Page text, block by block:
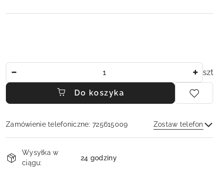
szt
Do koszyka
Zamówienie telefoniczne: 725615009 Zostaw telefon
i
Wysyłka w
ciągu:
24 godziny